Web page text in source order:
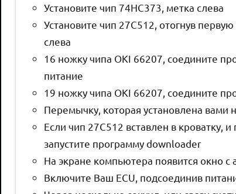
Установите чип 74HC373, метка слева
Установите чип 27C512, отогнув
слева
16 ножку чипа OKI 66207, соедините
питание
19 ножку чипа OKI 66207, соедините
Перемычку, которая установлена
Если чип 27C512 вставлен в кроватку,
запустите программу downloader
На экране компьютера появится окно
Включите Ваш ECU, подсоединив